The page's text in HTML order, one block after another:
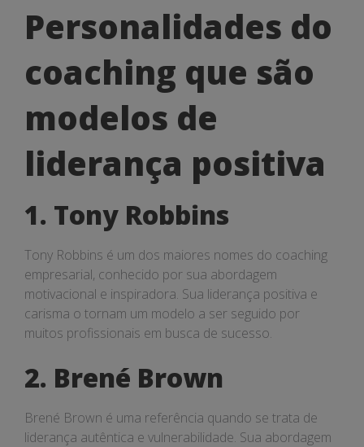
Personalidades
do
coaching
que
são
modelos
de
liderança
positiva
Personalidades do
coaching que são
modelos de
liderança positiva
1. Tony Robbins
Tony Robbins é um dos maiores nomes do coaching
empresarial, conhecido por sua abordagem
motivacional e inspiradora. Sua liderança positiva e
carisma o tornam um modelo a ser seguido por
muitos profissionais em busca de sucesso.
2. Brené Brown
Brené Brown é uma referência quando se trata de
liderança autêntica e vulnerabilidade. Sua abordagem